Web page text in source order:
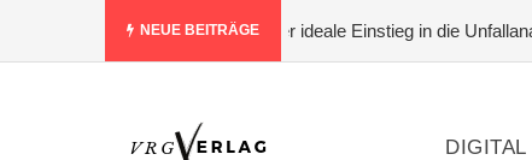
NEUE BEITRÄGE
statt nur bewerten – der ideale Einstieg in die Unfallanalyse
DIGITAL